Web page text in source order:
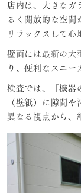
店内は、大きなガ
るく開放的な空間
リラックスして心
壁面には最新の大
り、便利なスニー
検査では、「機器
（壁紙）に隙間
異なる視点から、